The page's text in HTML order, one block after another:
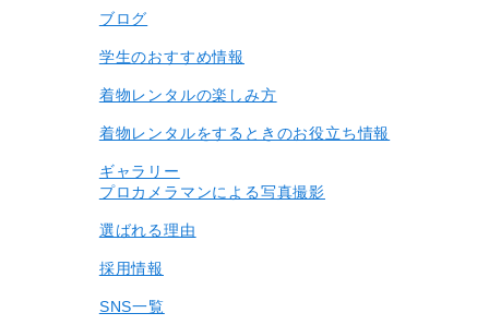
ブログ
学生のおすすめ情報
着物レンタルの楽しみ⽅
着物レンタルをするときのお役立ち情報
ギャラリー
プロカメラマンによる写真撮影
選ばれる理由
採用情報
SNS一覧